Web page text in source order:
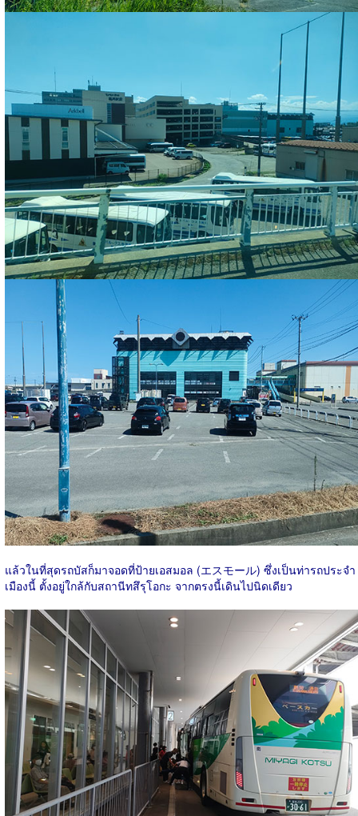
แล้วในที่สุดรถบัสก็มาจอดที่ป้ายเอสมอล (エスモール) ซึ่งเป็นท่ารถประจำ
เมืองนี้ ตั้งอยู่ใกล้กับสถานีทสึรุโอกะ จากตรงนี้เดินไปนิดเดียว